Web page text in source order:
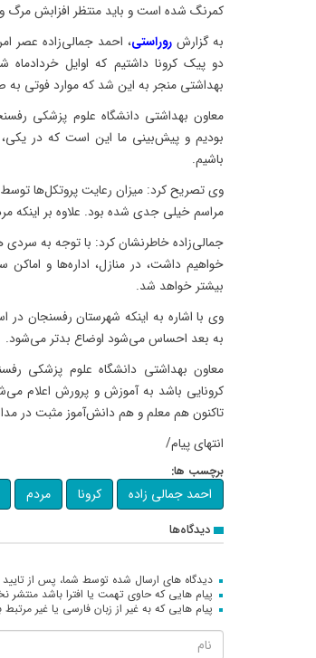
کمرنگ شده است و باید منتظر افزابش مرگ
به گزارش روراستی، احمد جمالی‌زاده عصر
دو پیک کرونا داشتیم که اوایل
بهداشتی منجر به این شد که موارد فوتی به
معاون بهداشتی دانشگاه علوم پزشکی
بودیم و پیش‌بینی ما این است که در
باشیم.
وی تصریح کرد: میزان رعایت پروتکل‌ها
مراسم خیلی جدی شده بود. علاوه بر اینکه
جمالی‌زاده خاطرنشان کرد: با توجه به
خواهیم داشت، در منازل، اداره‌ها و اماکن
بیشتر خواهد شد.
وی با اشاره به اینکه شهرستان رفسنجان در
به بعد احساس می‌شود اوضاع بدتر می‌شود.
معاون بهداشتی دانشگاه علوم پزشکی
کرونایی باشد به آموزش و پرورش اعلام
تاکنون هم معلم و هم دانش‌آموز مثبت در
انتهای پیام/
برچسب ها:
احمد جمالی زاده کرونا مردم
دیدگاه‌ها
دیدگاه های ارسال شده توسط شما، پس از
پیام هایی که حاوی تهمت یا افترا باشد منتشر
پیام هایی که به غیر از زبان فارسی یا غیر